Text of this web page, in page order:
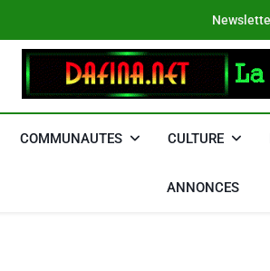
DAFINA
COMMUNAUTES CULTURE
ANNONCES